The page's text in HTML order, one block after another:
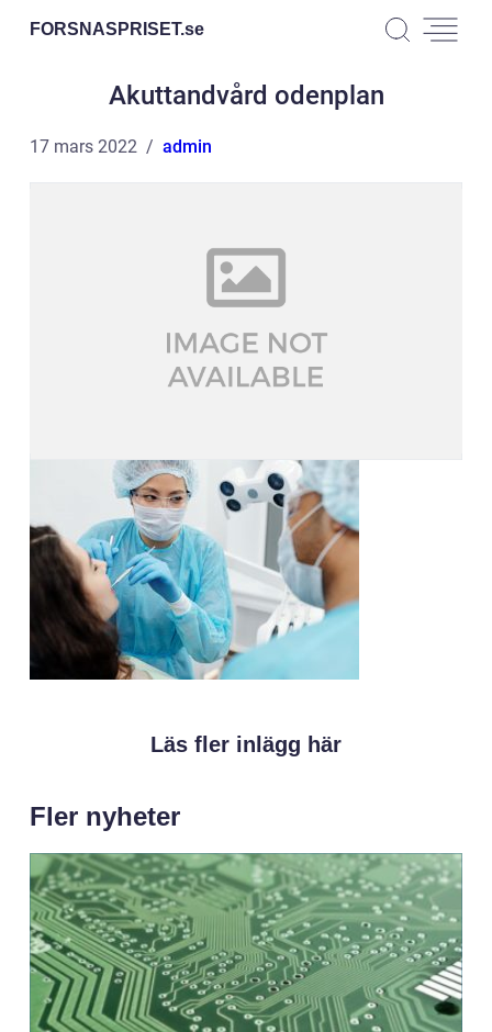
FORSNASPRISET.se
Akuttandvård odenplan
17 mars 2022 admin
Läs fler inlägg här
Fler nyheter